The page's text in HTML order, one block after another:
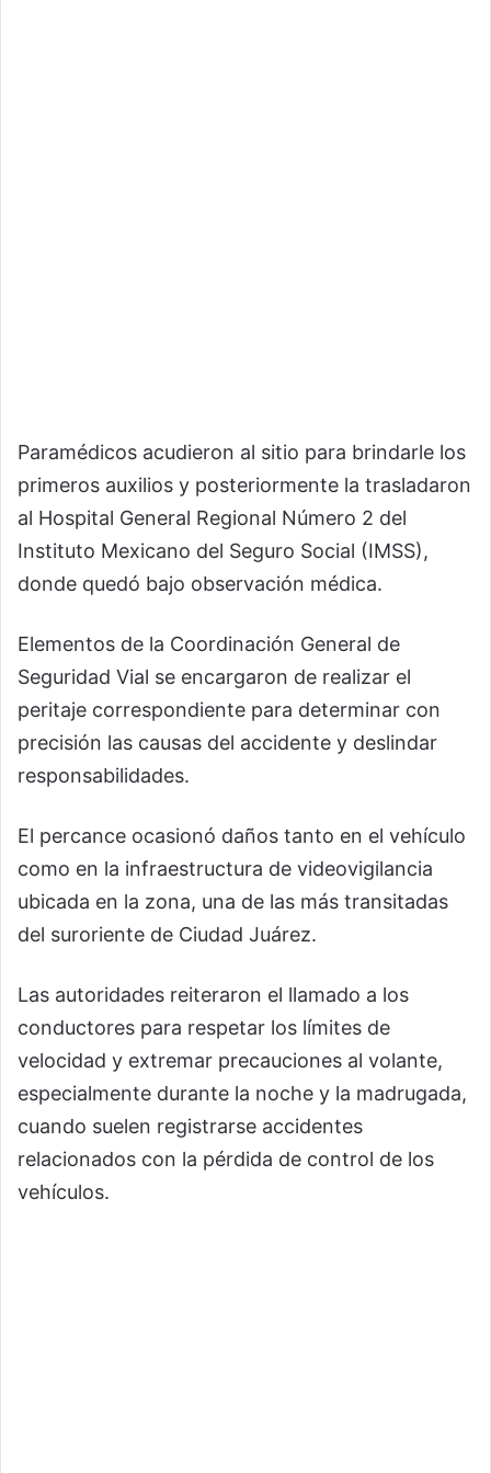
Paramédicos acudieron al sitio para brindarle los
primeros auxilios y posteriormente la trasladaron
al Hospital General Regional Número 2 del
Instituto Mexicano del Seguro Social (IMSS),
donde quedó bajo observación médica.
Elementos de la Coordinación General de
Seguridad Vial se encargaron de realizar el
peritaje correspondiente para determinar con
precisión las causas del accidente y deslindar
responsabilidades.
El percance ocasionó daños tanto en el vehículo
como en la infraestructura de videovigilancia
ubicada en la zona, una de las más transitadas
del suroriente de Ciudad Juárez.
Las autoridades reiteraron el llamado a los
conductores para respetar los límites de
velocidad y extremar precauciones al volante,
especialmente durante la noche y la madrugada,
cuando suelen registrarse accidentes
relacionados con la pérdida de control de los
vehículos.